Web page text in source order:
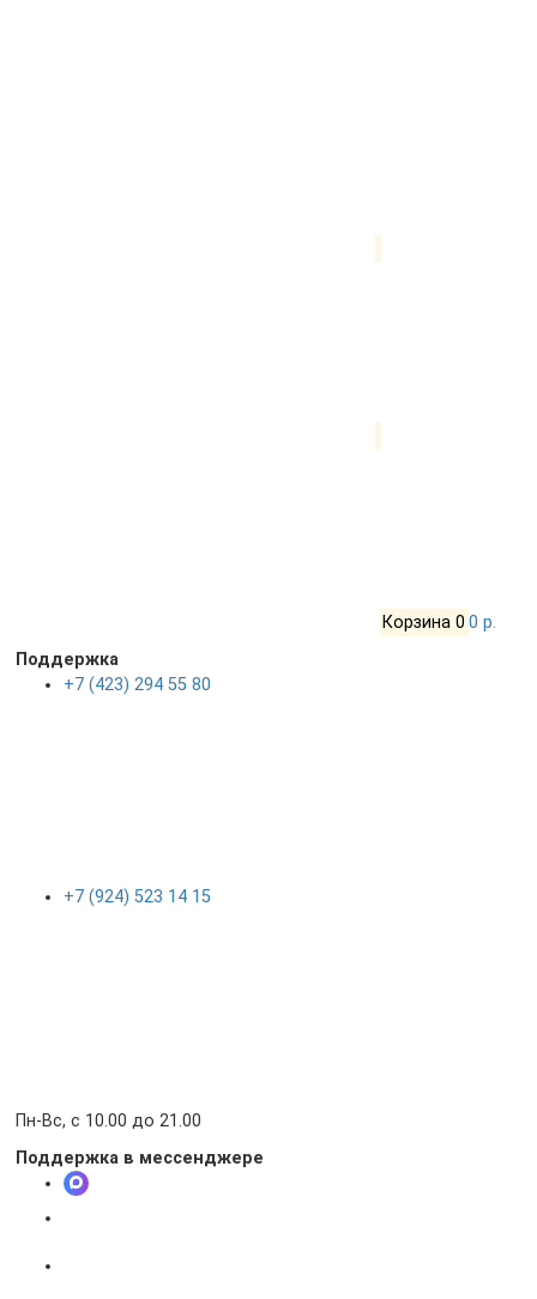
Корзина 0 0 р.
Поддержка
+7 (423) 294 55 80
+7 (924) 523 14 15
Пн-Вс, с 10.00 до 21.00
Поддержка в мессенджере